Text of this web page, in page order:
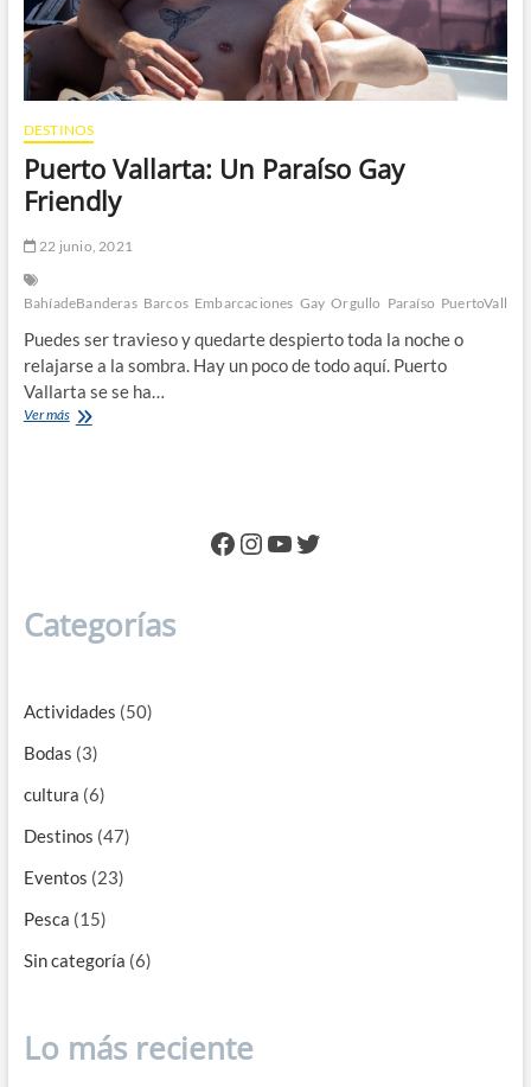
DESTINOS
Puerto Vallarta: Un Paraíso Gay
Friendly
22 junio, 2021
BahíadeBanderas Barcos Embarcaciones Gay Orgullo Paraíso
Puedes ser travieso y quedarte despierto toda la noche o
relajarse a la sombra. Hay un poco de todo aquí. Puerto
Vallarta se se ha…
Ver másPuerto
Facebook
Instagram
YouTube
Twitter
Categorías
Actividades (50)
Bodas (3)
cultura (6)
Destinos (47)
Eventos (23)
Pesca (15)
Sin categoría (6)
Lo más reciente